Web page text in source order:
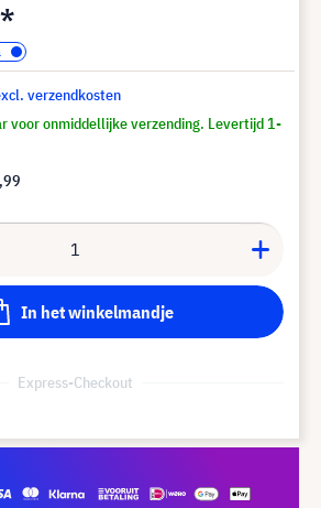
verzendkosten
voor onmiddellijke verzending. Levertijd 1-
In het winkelmandje
Express-Checkout